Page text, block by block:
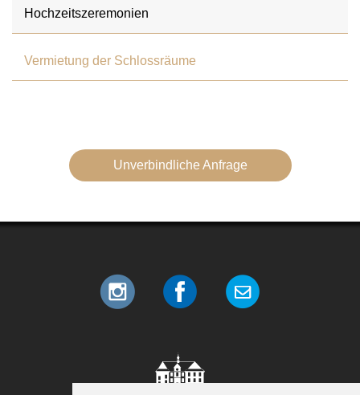
Hochzeitszeremonien
Vermietung der Schlossräume
Unverbindliche Anfrage